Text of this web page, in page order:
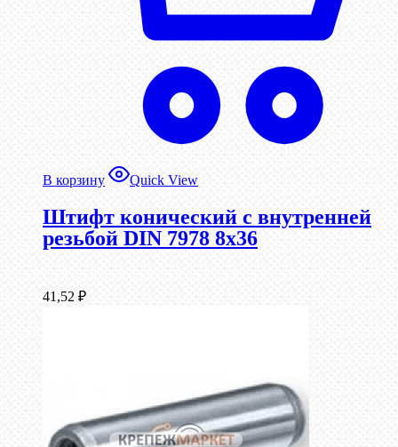
В корзину Quick View
Штифт конический с внутренней
резьбой DIN 7978 8х36
41,52 ₽